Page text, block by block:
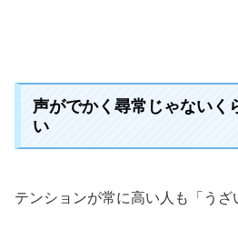
声がでかく尋常じゃないく
い
テンションが常に高い人も「うざ